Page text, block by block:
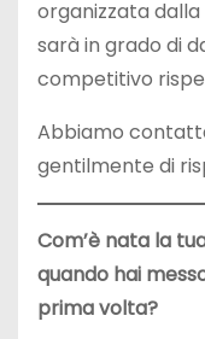
organizzata dalla
sarà in grado di
competitivo
Abbiamo
gentilmente di
Com’è nata la
quando hai
prima volta?